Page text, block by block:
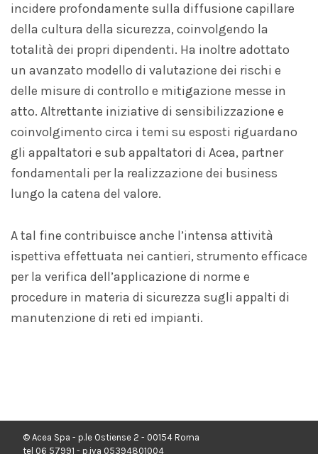
incidere profondamente sulla diffusione capillare
della cultura della sicurezza, coinvolgendo la
totalità dei propri dipendenti. Ha inoltre adottato
un avanzato modello di valutazione dei rischi e
delle misure di controllo e mitigazione messe in
atto. Altrettante iniziative di sensibilizzazione e
coinvolgimento circa i temi su esposti riguardano
gli appaltatori e sub appaltatori di Acea, partner
fondamentali per la realizzazione dei business
lungo la catena del valore.
A tal fine contribuisce anche l’intensa attività
ispettiva effettuata nei cantieri, strumento efficace
per la verifica dell’applicazione di norme e
procedure in materia di sicurezza sugli appalti di
manutenzione di reti ed impianti.
© Acea Spa - p.le Ostiense 2 - 00154 Roma
tel 06 57991 - p.iva 05394801004